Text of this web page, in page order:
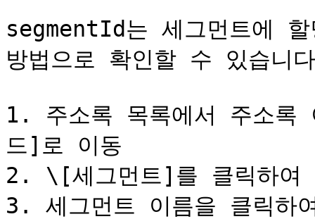
segmentId는 세그먼트에
방법으로 확인할 수 있습니
1. 주소록 목록에서 주소록
드]로 이동
2. \[세그먼트]를 클릭하여
3. 세그먼트 이름을 클릭하